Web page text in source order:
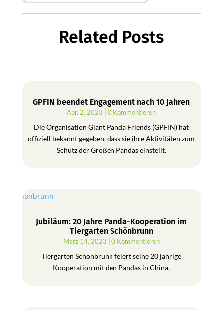
Related Posts
GPFIN beendet Engagement nach 10 Jahren
Apr. 2, 2023 | 0 Kommentieren
Die Organisation Giant Panda Friends (GPFIN) hat
offiziell bekannt gegeben, dass sie ihre Aktivitäten zum
Schutz der Großen Pandas einstellt.
Jubiläum: 20 Jahre Panda-Kooperation im
Tiergarten Schönbrunn
März 14, 2023 | 0 Kommentieren
Tiergarten Schönbrunn feiert seine 20 jährige
Kooperation mit den Pandas in China.